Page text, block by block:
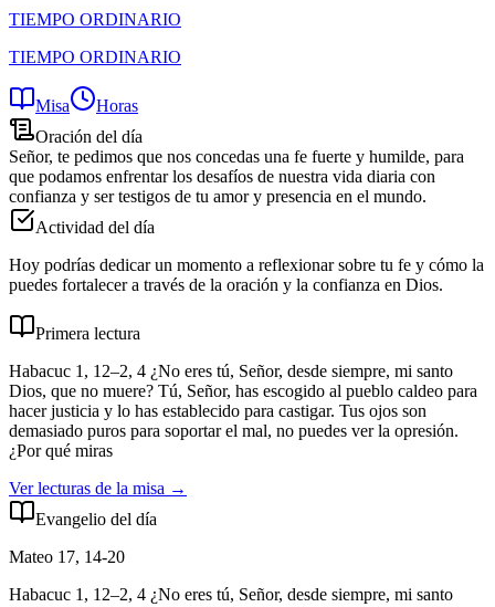
TIEMPO ORDINARIO
TIEMPO ORDINARIO
Misa
Horas
Oración del día
Señor, te pedimos que nos concedas una fe fuerte y humilde, para
que podamos enfrentar los desafíos de nuestra vida diaria con
confianza y ser testigos de tu amor y presencia en el mundo.
Actividad del día
Hoy podrías dedicar un momento a reflexionar sobre tu fe y cómo la
puedes fortalecer a través de la oración y la confianza en Dios.
Primera lectura
Habacuc 1, 12–2, 4 ¿No eres tú, Señor, desde siempre, mi santo
Dios, que no muere? Tú, Señor, has escogido al pueblo caldeo para
hacer justicia y lo has establecido para castigar. Tus ojos son
demasiado puros para soportar el mal, no puedes ver la opresión.
¿Por qué miras
Ver lecturas de la misa →
Evangelio del día
Mateo 17, 14-20
Habacuc 1, 12–2, 4 ¿No eres tú, Señor, desde siempre, mi santo